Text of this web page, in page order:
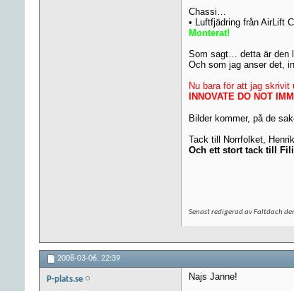
Chassi…
• Luftfjädring från AirLift
Monterat!
Som sagt… detta är den
Och som jag anser det,
Nu bara för att jag
INNOVATE DO NOT
Bilder kommer, på de
Tack till Norrfolket,
Och ett stort tack till
Senast redigerad av Faltdach
2008-03-06, 22:39
P-plats.se
Najs Janne!